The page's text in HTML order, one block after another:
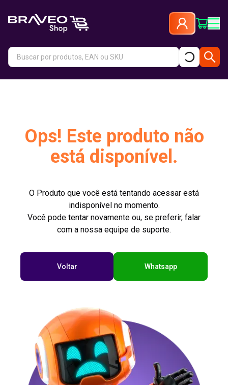
Ops! Este produto não
está disponível.
O Produto que você está tentando acessar está
indisponível no momento.
Você pode tentar novamente ou, se preferir, falar
com a nossa equipe de suporte.
Voltar Whatsapp